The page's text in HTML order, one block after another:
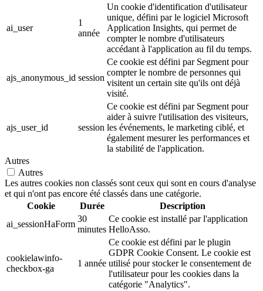
ai_user
1
année
Un cookie d'identification d'utilisateur
unique, défini par le logiciel Microsoft
Application Insights, qui permet de
compter le nombre d'utilisateurs
accédant à l'application au fil du temps.
ajs_anonymous_id session
Ce cookie est défini par Segment pour
compter le nombre de personnes qui
visitent un certain site qu'ils ont déjà
visité.
ajs_user_id session
Ce cookie est défini par Segment pour
aider à suivre l'utilisation des visiteurs,
les événements, le marketing ciblé, et
également mesurer les performances et
la stabilité de l'application.
Autres
Autres
Les autres cookies non classés sont ceux qui sont en cours d'analyse
et qui n'ont pas encore été classés dans une catégorie.
Cookie
Durée
Description
ai_sessionHaForm
30
minutes
Ce cookie est installé par l'application
HelloAsso.
cookielawinfo-
checkbox-ga
1 année
Ce cookie est défini par le plugin
GDPR Cookie Consent. Le cookie est
utilisé pour stocker le consentement de
l'utilisateur pour les cookies dans la
catégorie "Analytics".